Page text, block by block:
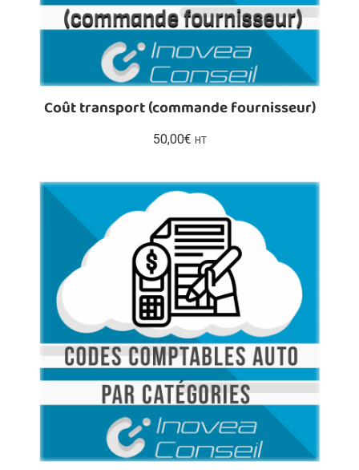
Coût transport (commande fournisseur)
50,00€ HT